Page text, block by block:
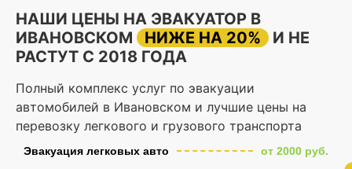
НАШИ ЦЕНЫ НА ЭВАКУАТОР В
ИВАНОВСКОМ
НИЖЕ НА 20%
И НЕ
РАСТУТ С 2018 ГОДА
Полный комплекс услуг по эвакуации
автомобилей в Ивановском и лучшие цены на
перевозку легкового и грузового транспорта
Эвакуация легковых авто от 2000 руб.